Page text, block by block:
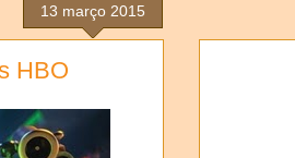
13 março 2015
HBO